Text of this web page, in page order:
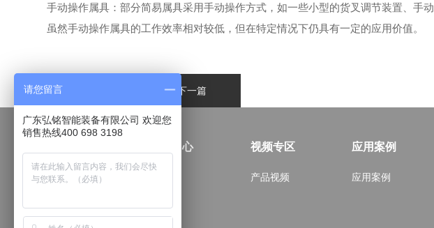
手动操作属具：部分简易属具采用手动操作方式，如一些小型的货叉调节装置、手
虽然手动操作属具的工作效率相对较低，但在特定情况下仍具有一定的应用价值。
下一篇
公司简介
产品中心
纸箱夹
视频专区
产品视频
应用案例
应用案例
请您留言
广东弘铭智能装备有限公司 欢迎您
销售热线400 698 3198